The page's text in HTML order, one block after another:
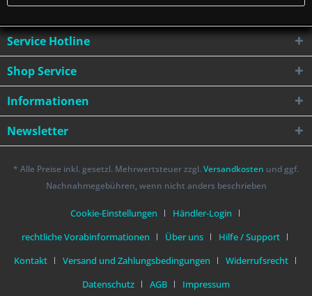
Service Hotline
Shop Service
Informationen
Newsletter
* Alle Preise inkl. gesetzl. Mehrwertsteuer zzgl. Versandkosten und ggf.
Nachnahmegebühren, wenn nicht anders beschrieben
Cookie-Einstellungen
Händler-Login
rechtliche Vorabinformationen
Über uns
Hilfe / Support
Kontakt
Versand und Zahlungsbedingungen
Widerrufsrecht
Datenschutz
AGB Impressum